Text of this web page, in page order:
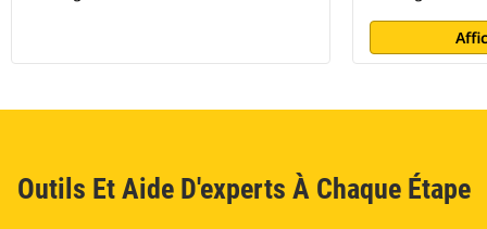
Outils Et Aide D'experts À Chaque Étape